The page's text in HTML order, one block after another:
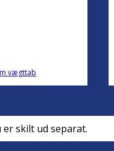
vægttab
skilt ud separat.